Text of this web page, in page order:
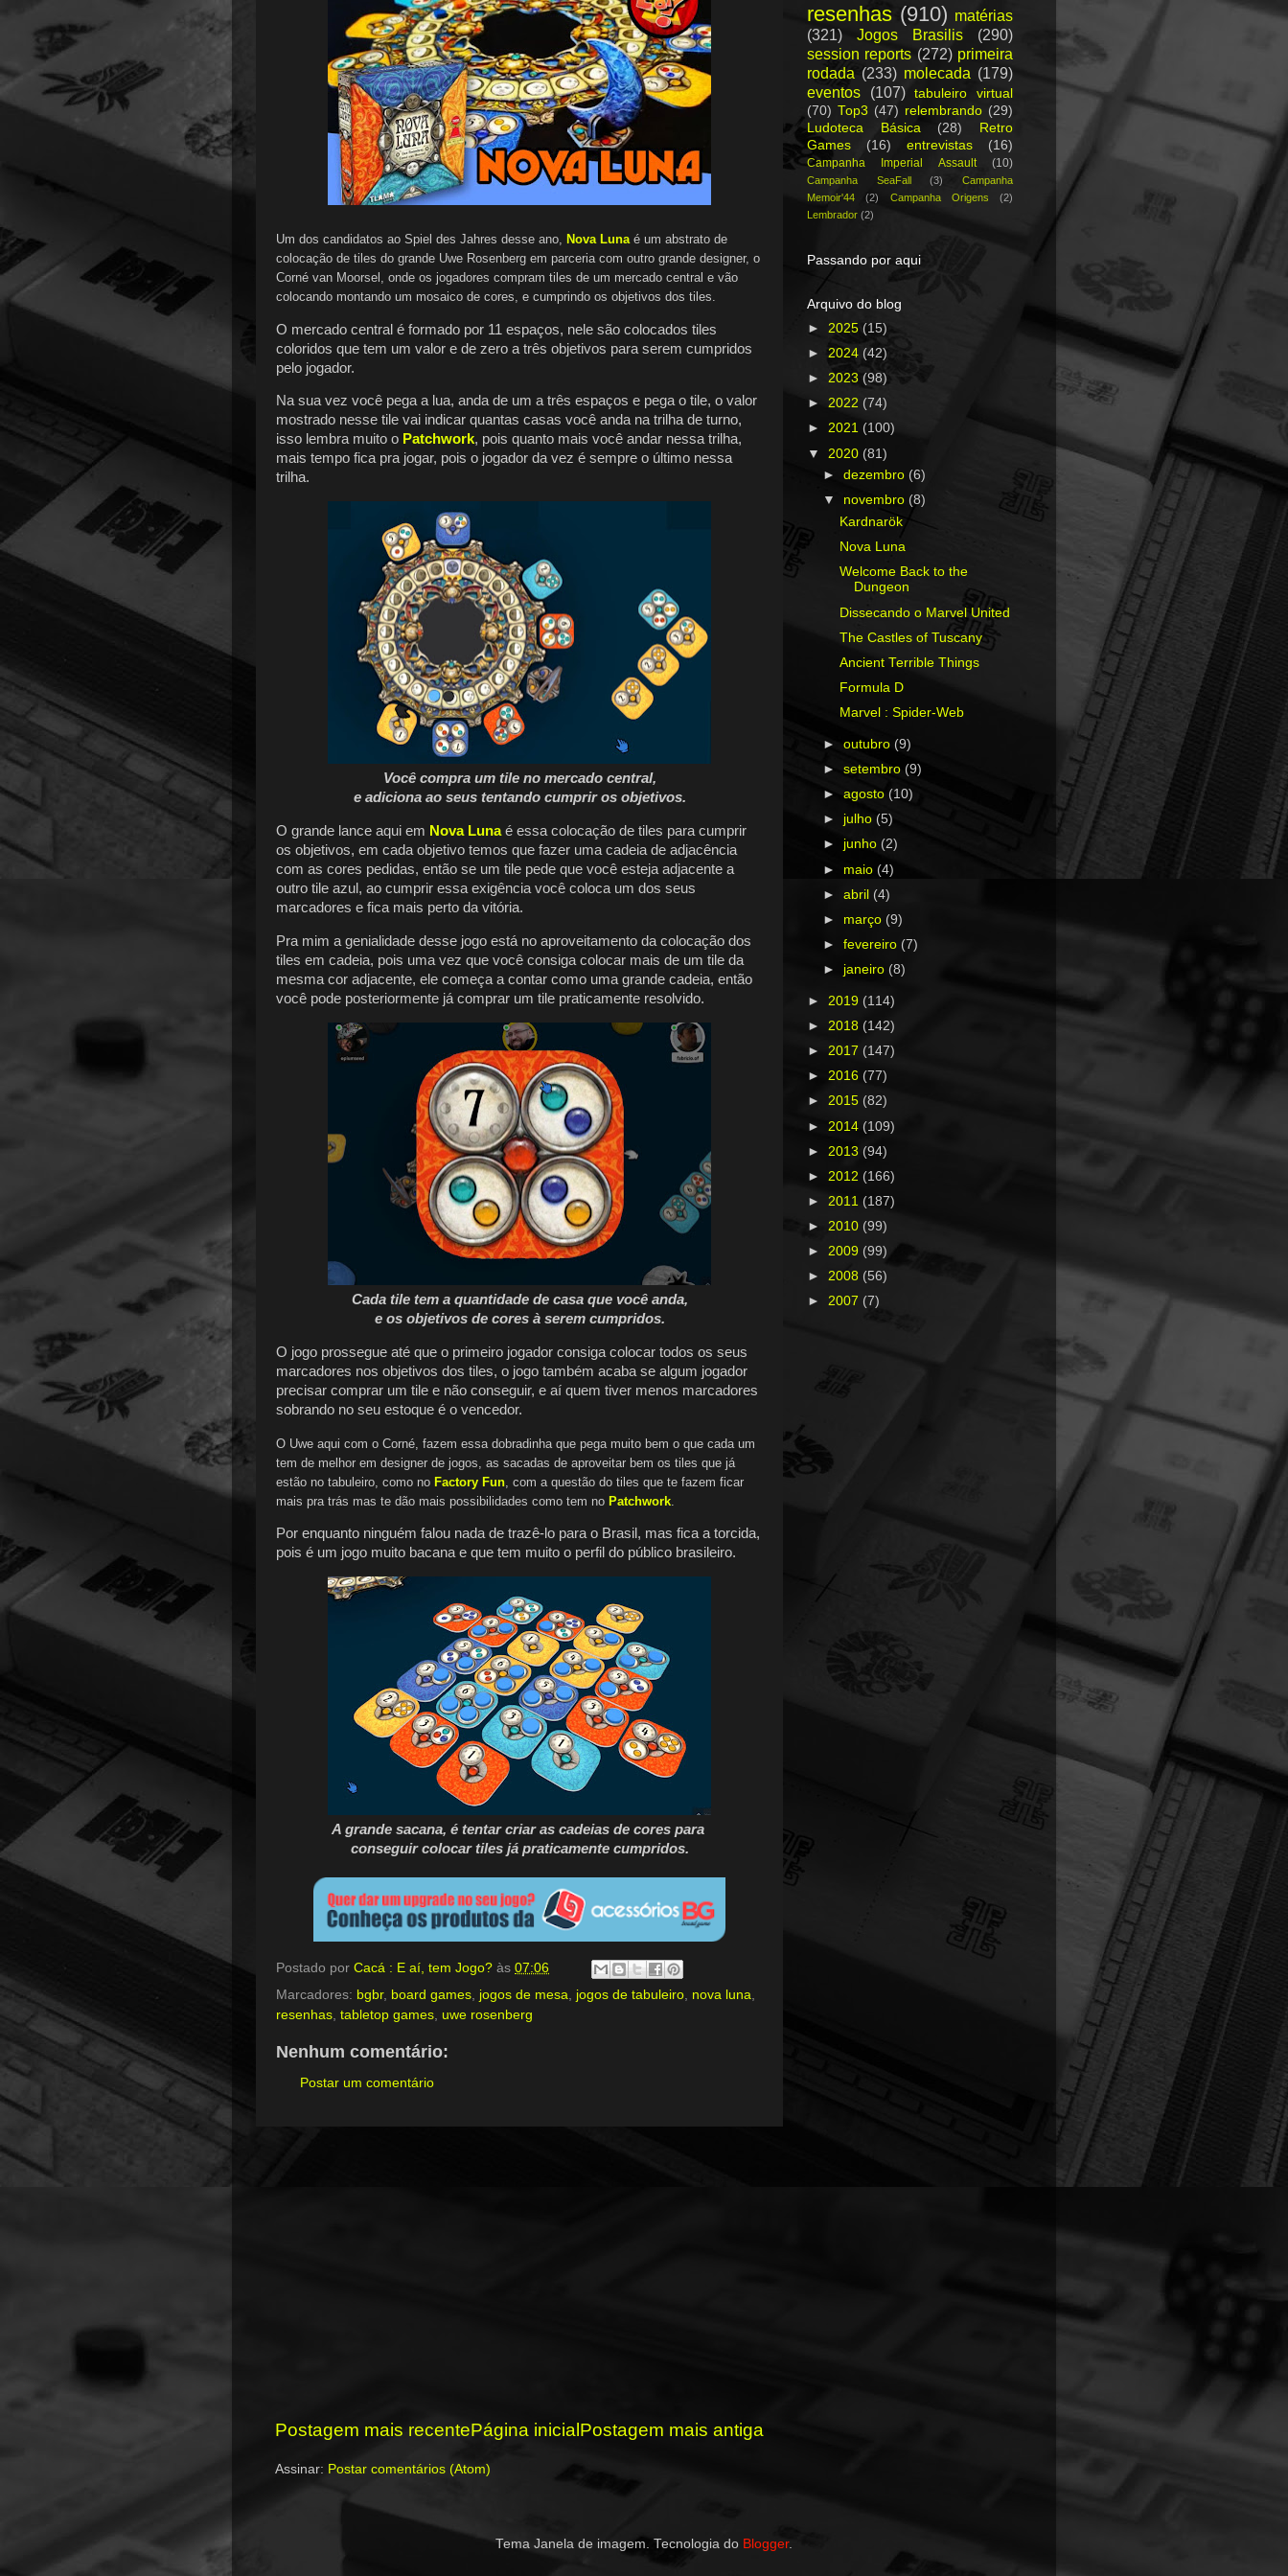
Um dos candidatos ao Spiel des Jahres desse ano, Nova Luna é um abstrato de
colocação de tiles do grande Uwe Rosenberg em parceria com outro grande designer, o
Corné van Moorsel, onde os jogadores compram tiles de um mercado central e vão
colocando montando um mosaico de cores, e cumprindo os objetivos dos tiles.
O mercado central é formado por 11 espaços, nele são colocados tiles
coloridos que tem um valor e de zero a três objetivos para serem cumpridos
pelo jogador.
Na sua vez você pega a lua, anda de um a três espaços e pega o tile, o valor
mostrado nesse tile vai indicar quantas casas você anda na trilha de turno,
isso lembra muito o Patchwork, pois quanto mais você andar nessa trilha,
mais tempo fica pra jogar, pois o jogador da vez é sempre o último nessa
trilha.
Você compra um tile no mercado central,
e adiciona ao seus tentando cumprir os objetivos.
O grande lance aqui em Nova Lunaé essa colocação de tiles para cumprir
os objetivos, em cada objetivo temos que fazer uma cadeia de adjacência
com as cores pedidas, então se um tile pede que você esteja adjacente a
outro tile azul, ao cumprir essa exigência você coloca um dos seus
marcadores e fica mais perto da vitória.
Pra mim a genialidade desse jogo está no aproveitamento da colocação dos
tiles em cadeia, pois uma vez que você consiga colocar mais de um tile da
mesma cor adjacente, ele começa a contar como uma grande cadeia, então
você pode posteriormente já comprar um tile praticamente resolvido.
Cada tile tem a quantidade de casa que você anda,
e os objetivos de cores à serem cumpridos.
O jogo prossegue até que o primeiro jogador consiga colocar todos os seus
marcadores nos objetivos dos tiles, o jogo também acaba se algum jogador
precisar comprar um tile e não conseguir, e aí quem tiver menos marcadores
sobrando no seu estoque é o vencedor.
O Uwe aqui com o Corné, fazem essa dobradinha que pega muito bem o que cada um
tem de melhor em designer de jogos, as sacadas de aproveitar bem os tiles que já
estão no tabuleiro, como no Factory Fun , com a questão do tiles que te fazem ficar
mais pra trás mas te dão mais possibilidades como tem no Patchwork
Por enquanto ninguém falou nada de trazê-lo para o Brasil, mas fica a torcida,
pois é um jogo muito bacana e que tem muito o perfil do público brasileiro.
A grande sacana, é tentar criar as cadeias de cores para
conseguir colocar tiles já praticamente cumpridos.
Postado por Cacá : E aí, tem Jogo? às 07:06
Marcadores: bgbr, board games jogos de mesa jogos de tabuleiro nova luna
resenhas tabletop games uwe rosenberg
Nenhum comentário:
Postar um comentário
Postagem mais recente Postagem mais antiga
Página inicial
Assinar: Postar comentários (Atom)
resenhas (910) matérias
(321)
Jogos Brasilis
(290)
session reports (272) primeira
rodada (233) molecada (179)
eventos
(107)
tabuleiro virtual
(70) Top3 (47) relembrando (29)
Ludoteca Básica
(28)
Retro
Games
(16) entrevistas (16)
Campanha Imperial Assault (10)
Campanha SeaFall (3)
Campanha
Memoir'44
(2) Campanha Origens
(2)
Lembrador (2)
Passando por aqui
Arquivo do blog
► 2025 (15)
► 2024 (42)
► 2023 (98)
► 2022 (74)
► 2021 (100)
▼ 2020 (81)
►dezembro (6)
▼ novembro (8)
Kardnarök
Nova Luna
Welcome Back to the
Dungeon
Dissecando o Marvel United
The Castles of Tuscany
Ancient Terrible Things
Formula D
Marvel : Spider-Web
►outubro (9)
►setembro (9)
►agosto(10)
► julho(5)
► junho (2)
► maio (4)
►abril (4)
► março (9)
►fevereiro (7)
► janeiro (8)
► 2019 (114)
► 2018 (142)
► 2017 (147)
► 2016 (77)
► 2015 (82)
► 2014 (109)
► 2013 (94)
► 2012 (166)
► 2011 (187)
► 2010 (99)
► 2009 (99)
► 2008 (56)
► 2007 (7)
Tema Janela de imagem. Tecnologia do Blogger.